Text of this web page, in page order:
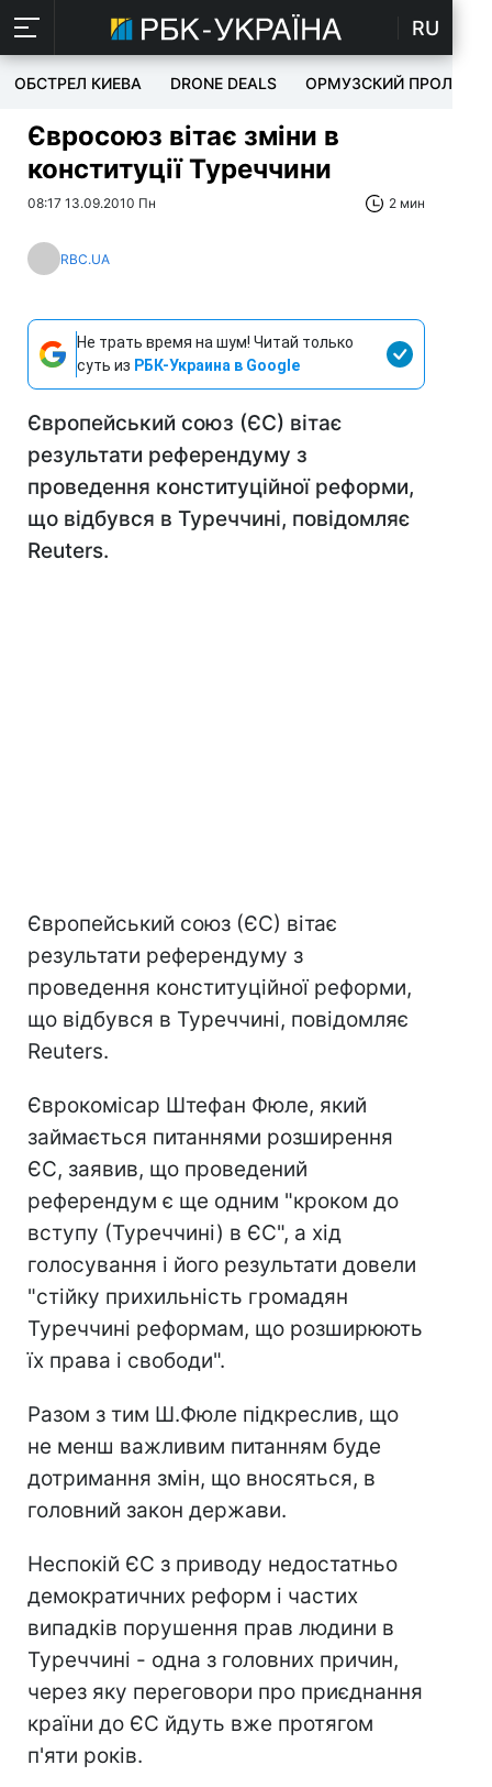
RU
ОБСТРЕЛ КИЕВА DRONE DEALS ОРМУЗСКИЙ ПРОЛИВ
Євросоюз вітає зміни в
конституції Туреччини
08:17 13.09.2010 Пн 2 мин
RBC.UA
Не трать время на шум! Читай только
суть из РБК-Украина в Google
Європейський союз (ЄС) вітає
результати референдуму з
проведення конституційної реформи,
що відбувся в Туреччині, повідомляє
Reuters.
Європейський союз (ЄС) вітає
результати референдуму з
проведення конституційної реформи,
що відбувся в Туреччині, повідомляє
Reuters.
Єврокомісар Штефан Фюле, який
займається питаннями розширення
ЄС, заявив, що проведений
референдум є ще одним "кроком до
вступу (Туреччині) в ЄС", а хід
голосування і його результати довели
"стійку прихильність громадян
Туреччині реформам, що розширюють
їх права і свободи".
Разом з тим Ш.Фюле підкреслив, що
не менш важливим питанням буде
дотримання змін, що вносяться, в
головний закон держави.
Неспокій ЄС з приводу недостатньо
демократичних реформ і частих
випадків порушення прав людини в
Туреччині - одна з головних причин,
через яку переговори про приєднання
країни до ЄС йдуть вже протягом
п'яти років.